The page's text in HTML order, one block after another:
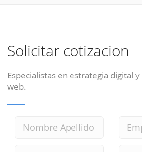
Solicitar cotizacion
Especialistas en estrategia digital
web.